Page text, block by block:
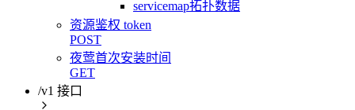
servicemap拓扑数据
资源鉴权 token
POST
夜莺首次安装时间
GET
/v1 接口